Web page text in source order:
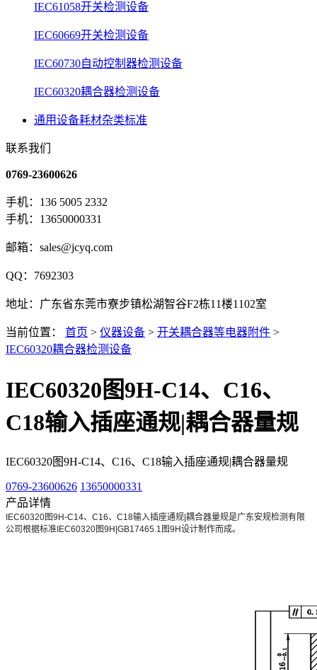
IEC61058开关检测设备
IEC60669开关检测设备
IEC60730自动控制器检测设备
IEC60320耦合器检测设备
通用设备耗材杂类标准
联系我们
0769-23600626
手机：136 5005 2332
手机：13650000331
邮箱：sales@jcyq.com
QQ：7692303
地址：广东省东莞市寮步镇松湖智谷F2栋11楼1102室
当前位置： 首页 > 仪器设备 > 开关耦合器等电器附件 >
IEC60320耦合器检测设备
IEC60320图9H-C14、C16、
C18输入插座通规|耦合器量规
IEC60320图9H-C14、C16、C18输入插座通规|耦合器量规
0769-23600626 13650000331
产品详情
IEC60320图9H-C14、C16、C18输入插座通规|耦合器量规是广东安规检测有限
公司根据标准IEC60320图9H|GB17465.1图9H设计制作而成。